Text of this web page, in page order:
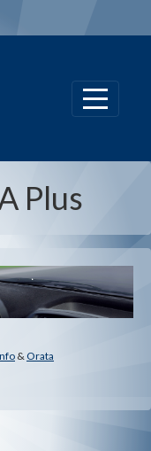
Plus
&Orata